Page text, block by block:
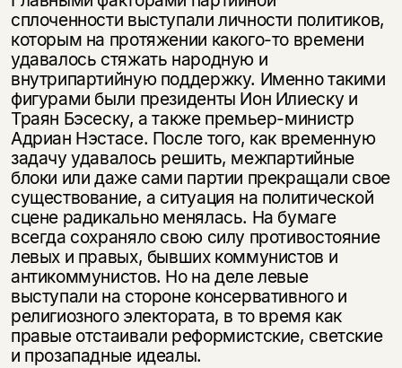
сплоченности выступали личности политиков,
которым на протяжении какого-то времени
удавалось стяжать народную и
внутрипартийную поддержку. Именно такими
фигурами были президенты Ион Илиеску и
Траян Бэсеску, а также премьер-министр
Адриан Нэстасе. После того, как временную
задачу удавалось решить, межпартийные
блоки или даже сами партии прекращали свое
существование, а ситуация на политической
сцене радикально менялась. На бумаге
всегда сохраняло свою силу противостояние
левых и правых, бывших коммунистов и
антикоммунистов. Но на деле левые
выступали на стороне консервативного и
религиозного электората, в то время как
правые отстаивали реформистские, светские
и прозападные идеалы.